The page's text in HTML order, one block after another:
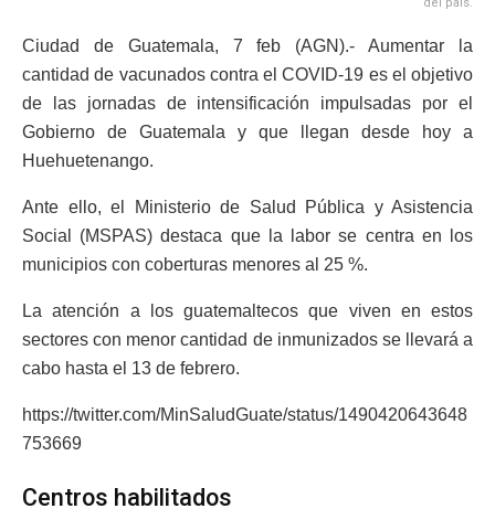
Ciudad de Guatemala, 7 feb (AGN).- Aumentar la
cantidad de vacunados contra el COVID-19 es el objetivo
de las jornadas de intensificación impulsadas por el
Gobierno de Guatemala y que llegan desde hoy a
Huehuetenango.
Ante ello, el Ministerio de Salud Pública y Asistencia
Social (MSPAS) destaca que la labor se centra en los
municipios con coberturas menores al 25 %.
La atención a los guatemaltecos que viven en estos
sectores con menor cantidad de inmunizados se llevará a
cabo hasta el 13 de febrero.
https://twitter.com/MinSaludGuate/status/1490420643648
753669
Centros habilitados